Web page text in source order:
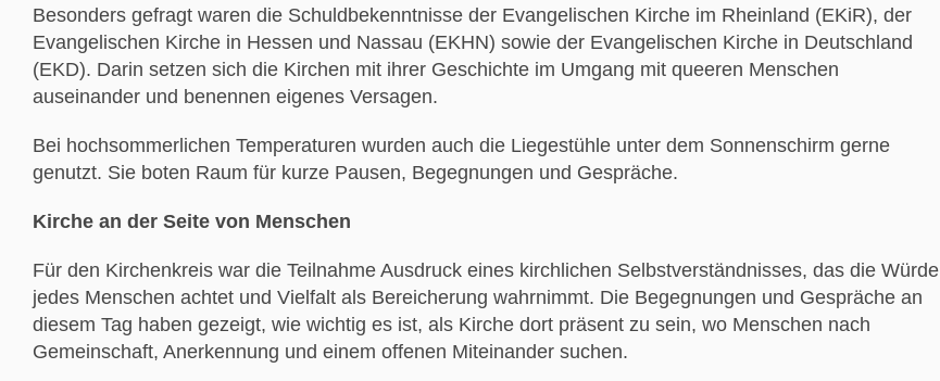
Besonders gefragt waren die Schuldbekenntnisse der Evangelischen Kirche im Rheinland (EKiR), der
Evangelischen Kirche in Hessen und Nassau (EKHN) sowie der Evangelischen Kirche in Deutschland
(EKD). Darin setzen sich die Kirchen mit ihrer Geschichte im Umgang mit queeren Menschen
auseinander und benennen eigenes Versagen.
Bei hochsommerlichen Temperaturen wurden auch die Liegestühle unter dem Sonnenschirm gerne
genutzt. Sie boten Raum für kurze Pausen, Begegnungen und Gespräche.
Kirche an der Seite von Menschen
Für den Kirchenkreis war die Teilnahme Ausdruck eines kirchlichen Selbstverständnisses, das die Würde
jedes Menschen achtet und Vielfalt als Bereicherung wahrnimmt. Die Begegnungen und Gespräche an
diesem Tag haben gezeigt, wie wichtig es ist, als Kirche dort präsent zu sein, wo Menschen nach
Gemeinschaft, Anerkennung und einem offenen Miteinander suchen.